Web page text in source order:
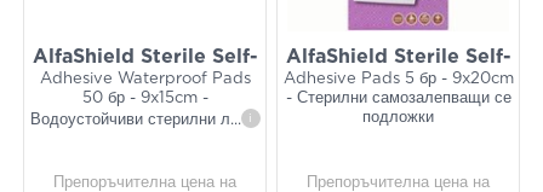
AlfaShield Sterile Self-
Adhesive Waterproof Pads
50 бр - 9x15cm -
Водоустойчиви стерилни л... i
Препоръчителна цена на
AlfaShield Sterile Self-
Adhesive Pads 5 бр - 9x20cm
- Стерилни самозалепващи се
подложки
Препоръчителна цена на